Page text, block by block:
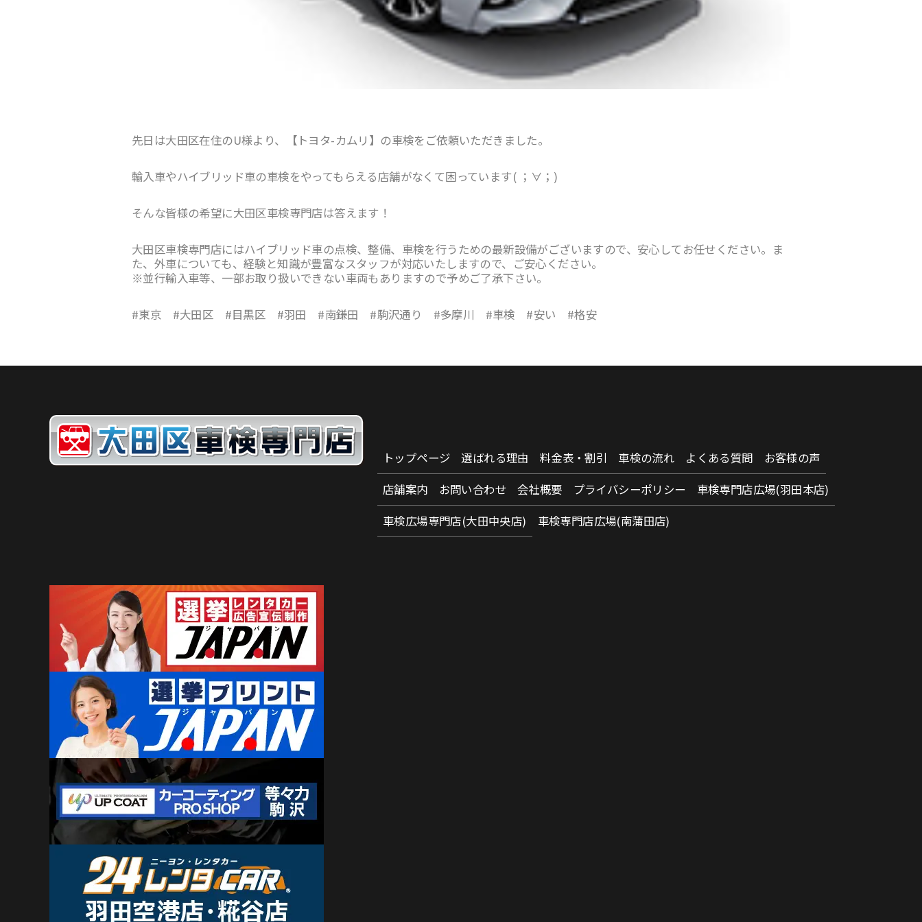
先日は大田区在住のU様より、【トヨタ-カムリ】の車検をご依頼いただきました。
輸入車やハイブリッド車の車検をやってもらえる店舗がなくて困っています( ；∀；)
そんな皆様の希望に大田区車検専門店は答えます！
大田区車検専門店にはハイブリッド車の点検、整備、車検を行うための最新設備がございますので、安心してお任せください。ま
た、外車についても、経験と知識が豊富なスタッフが対応いたしますので、ご安心ください。
※並行輸入車等、一部お取り扱いできない車両もありますので予めご了承下さい。
#東京 #大田区 #目黒区 #羽田 #南鎌田 #駒沢通り #多摩川 #車検 #安い #格安
トップページ 選ばれる理由 料金表・割引 車検の流れ よくある質問
お客様の声
店舗案内
お問い合わせ 会社概要 プライバシーポリシー
車検専門店広場(羽田本店)
車検広場専門店(大田中央店)
車検専門店広場(南蒲田店)